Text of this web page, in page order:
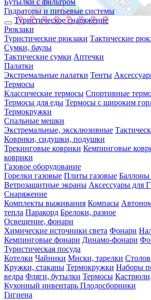
Бутылки с фильтром
Гидраторы и питьевые системы
Туристическое снаряжение
Рюкзаки
Туристические рюкзаки Тактические
Сумки, баулы
Тактические сумки Аптечки
Палатки
Экстремальные палатки Тенты
Термосы
Классические термосы Спортивные
Термосы для еды Термосы с широким
Термокружки
Спальные мешки
Экстремальные, эксклюзивные
Коврики, сидушки, подушки
Трекинговые коврики Кемпинговые
коврики
Газовое оборудование
Горелки газовые Плиты газовые Баллоны
Ветрозащитные экраны Аксессуары для
Снаряжение
Комплекты выживания Компасы
тепла Паракорд Брелоки, разное
Освещение, фонари
Химические источники света Фонари
Кемпинговые фонари Динамо-фонари
Туристическая посуда
Котелки Чайники Миски, тарелки
Кружки, стаканы Термокружки Наборы
ведра Фляги, бутылки Термосы
Кухонный инвентарь Плодосборники
Гигиена